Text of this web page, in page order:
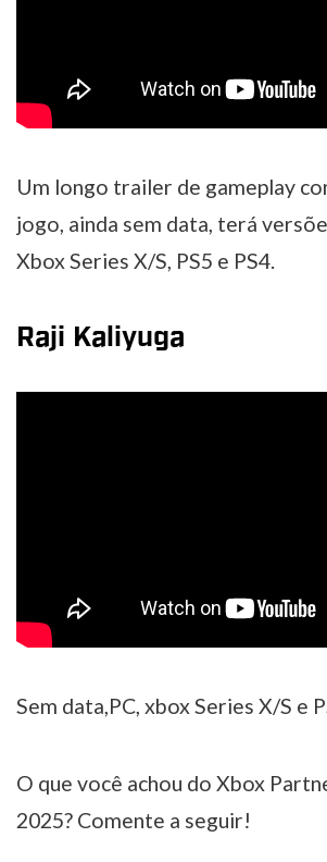
Um longo trailer de gameplay
jogo, ainda sem data, terá
Xbox Series X/S, PS5 e PS4.
Raji Kaliyuga
Sem data,PC, xbox Series X/S e
O que você achou do Xbox
2025? Comente a seguir!